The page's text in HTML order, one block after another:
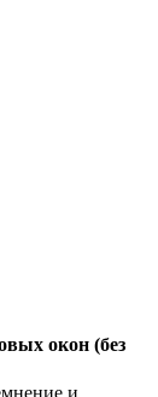
окон (без